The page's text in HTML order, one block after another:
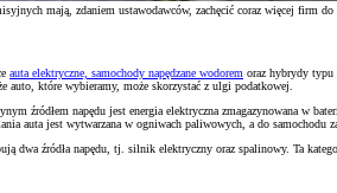
mają, zdaniem ustawodawców, zachęcić coraz więcej
auta elektryczne, samochody napędzane wodorem oraz hybrydy typu
auto, które wybieramy, może skorzystać z ulgi podatkowej.
źródłem napędu jest energia elektryczna zmagazynowana w
auta jest wytwarzana w ogniwach paliwowych, a do samochodu
dwa źródła napędu, tj. silnik elektryczny oraz spalinowy. Ta